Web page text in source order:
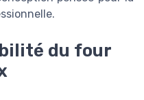
du four